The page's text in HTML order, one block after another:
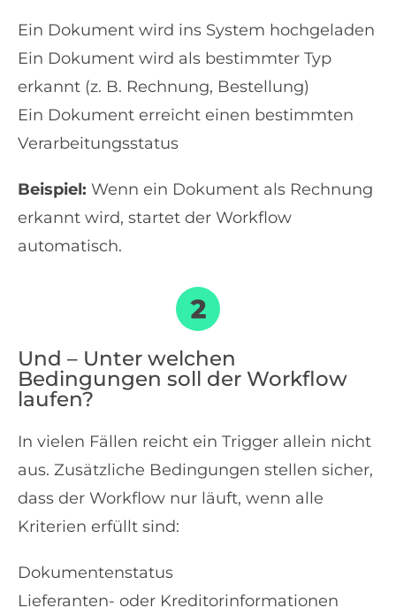
Ein Dokument wird ins System hochgeladen
Ein Dokument wird als bestimmter Typ
erkannt (z. B. Rechnung, Bestellung)
Ein Dokument erreicht einen bestimmten
Verarbeitungsstatus
Beispiel: Wenn ein Dokument als Rechnung
erkannt wird, startet der Workflow
automatisch.
Und – Unter welchen
Bedingungen soll der Workflow
laufen?
In vielen Fällen reicht ein Trigger allein nicht
aus. Zusätzliche Bedingungen stellen sicher,
dass der Workflow nur läuft, wenn alle
Kriterien erfüllt sind:
Dokumentenstatus
Lieferanten- oder Kreditorinformationen